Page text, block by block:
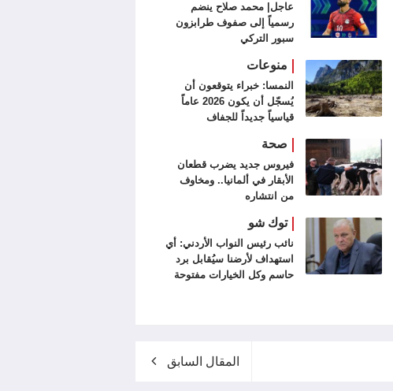
عاجل| محمد صلاح ينضم
رسمياً إلى صفوف طرابزون
سبور التركي
منوعات
النمسا: خبراء يتوقعون أن
يُسجّل أن يكون 2026 عاماً
قياسياً جديداً للجفاف
صحة
فيروس جديد يضرب قطعان
الأبقار في ألمانيا.. ومخاوف
من انتشاره
توك شو
نائب رئيس النواب الأردني: أي
استهداف لأرضنا سيُقابل برد
حاسم وكل الخيارات مفتوحة
المقال السابق